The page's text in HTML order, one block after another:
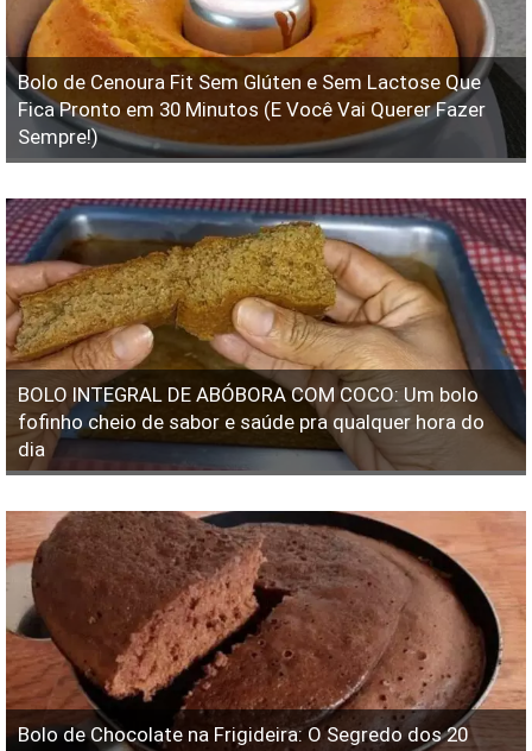
Bolo de Cenoura Fit Sem Glúten e Sem Lactose Que
Fica Pronto em 30 Minutos (E Você Vai Querer Fazer
Sempre!)
BOLO INTEGRAL DE ABÓBORA COM COCO: Um bolo
fofinho cheio de sabor e saúde pra qualquer hora do
dia
Bolo de Chocolate na Frigideira: O Segredo dos 20